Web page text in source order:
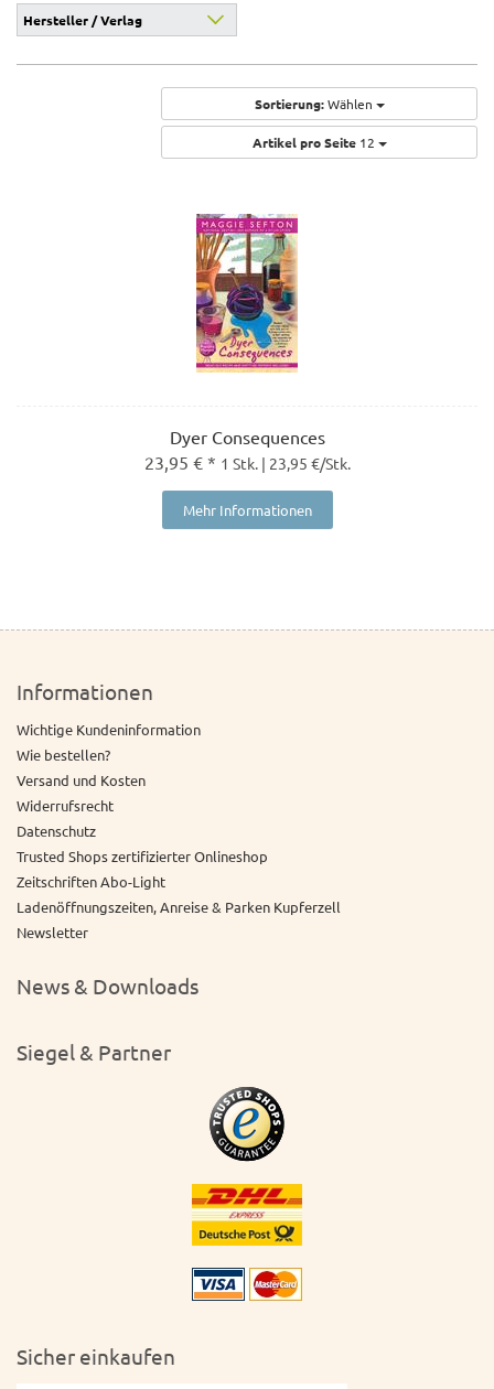
Hersteller / Verlag
Sortierung: Wählen
Artikel pro Seite 12
Dyer Consequences
23,95 € * 1 Stk. | 23,95 €/Stk.
Mehr Informationen
Informationen
Wichtige Kundeninformation
Wie bestellen?
Versand und Kosten
Widerrufsrecht
Datenschutz
Trusted Shops zertifizierter Onlineshop
Zeitschriften Abo-Light
Ladenöffnungszeiten, Anreise & Parken Kupferzell
Newsletter
News & Downloads
Siegel & Partner
Sicher einkaufen